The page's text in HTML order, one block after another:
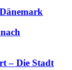
– Die Stadt